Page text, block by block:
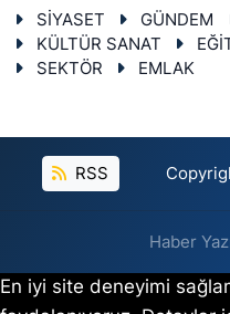
SİYASET GÜNDEM
KÜLTÜR SANAT
SEKTÖR
EMLAK
RSS
Haber
En iyi site deneyimi